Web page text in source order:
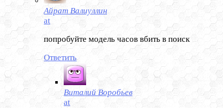
Айрат Валиуллин
at
попробуйте модель часов вбить в поиск
Ответить
Виталий Воробьев
at